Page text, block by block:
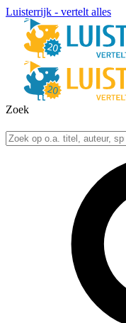
Luisterrijk - vertelt alles
Zoek